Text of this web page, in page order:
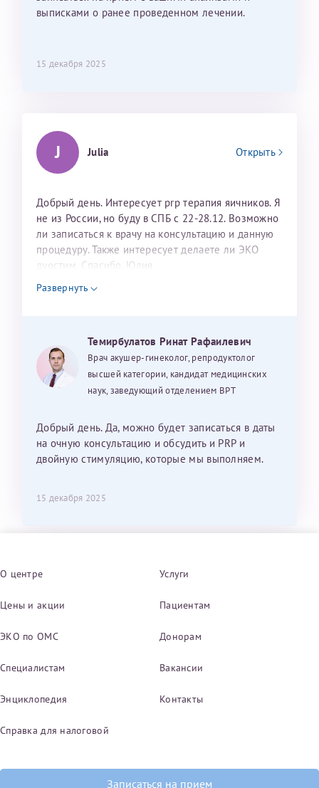
выписками о ранее проведенном лечении.
15 декабря 2025
J Julia Открыть
Добрый день. Интересует prp терапия яичников. Я
не из России, но буду в СПБ с 22-28.12. Возможно
ли записаться к врачу на консультацию и данную
процедуру. Также интересует делаете ли ЭКО
дуостим. Спасибо. Юлия
Развернуть
Темирбулатов Ринат Рафаилевич
Врач акушер-гинеколог, репродуктолог
высшей категории, кандидат медицинских
наук, заведующий отделением ВРТ
Добрый день. Да, можно будет записаться в даты
на очную консультацию и обсудить и PRP и
двойную стимуляцию, которые мы выполняем.
15 декабря 2025
О центре Услуги
Цены и акции Пациентам
ЭКО по ОМС Донорам
Специалистам Вакансии
Энциклопедия Контакты
Справка для налоговой
Записаться на прием